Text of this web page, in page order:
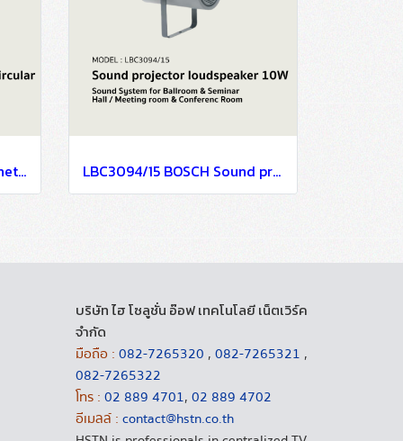
LB1-UM06E-1 BOSCH Cabinet loudspeaker, metal, circular / Sound System for Ballroom & Seminar Hall / Meeting room & Conference Room LBC3094/15 BOSCH Sound projector loudspeaker, 10W / Sound System for Ballroom & Seminar Hall / Meeting room & Conference Room
บริษัท ไฮ โซลูชั่น อ๊อฟ เทคโนโลยี เน็ตเวิร์ค
จำกัด
มือถือ : 082-7265320 , 082-7265321 ,
082-7265322
โทร : 02 889 4701, 02 889 4702
อีเมลล์ : contact@hstn.co.th